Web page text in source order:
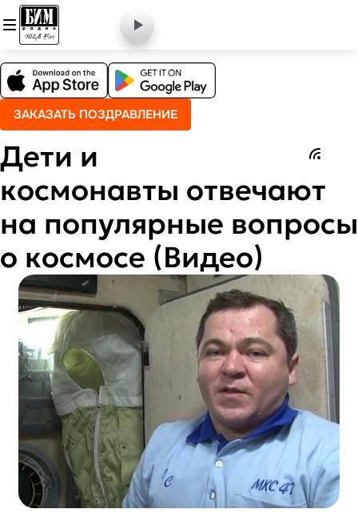
ЗАКАЗАТЬ ПОЗДРАВЛЕНИЕ
Дети и
космонавты отвечают
на популярные вопросы
о космосе (Видео)